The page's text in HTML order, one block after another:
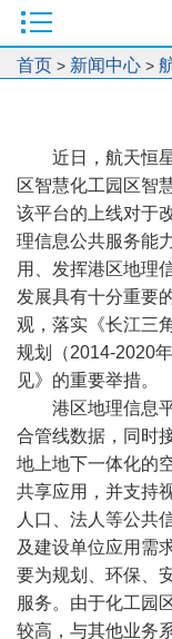
首页 > 新闻中心 >
近日，航天恒
区智慧化工园区智
该平台的上线对于
理信息公共服务能
用、发挥港区地理
发展具有十分重要
观，落实《长江三
规划（2014-2020
见》的重要举措。
港区地理信息
合管线数据，同时
地上地下一体化的
共享应用，并支持
人口、法人等公共
及建设单位应用需
要为规划、环保、
服务。由于化工园
较高，与其他业务